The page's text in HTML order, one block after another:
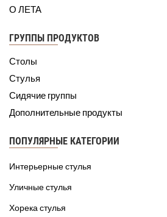
О ЛЕТА
ГРУППЫ ПРОДУКТОВ
Столы
Стулья
Сидячие группы
Дополнительные продукты
ПОПУЛЯРНЫЕ КАТЕГОРИИ
Интерьерные стулья
Уличные стулья
Хорека стулья